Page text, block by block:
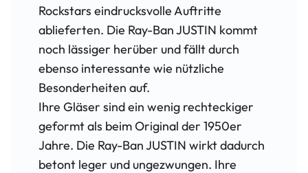
Rockstars eindrucksvolle Auftritte
ablieferten. Die Ray-Ban JUSTIN kommt
noch lässiger herüber und fällt durch
ebenso interessante wie nützliche
Besonderheiten auf.
Ihre Gläser sind ein wenig rechteckiger
geformt als beim Original der 1950er
Jahre. Die Ray-Ban JUSTIN wirkt dadurch
betont leger und ungezwungen. Ihre